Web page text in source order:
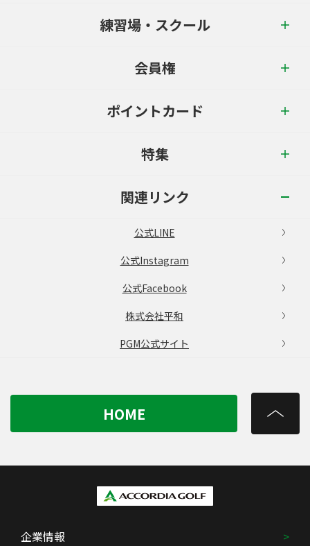
練習場・スクール
会員権
ポイントカード
特集
関連リンク
公式LINE
公式Instagram
公式Facebook
株式会社平和
PGM公式サイト
HOME
企業情報